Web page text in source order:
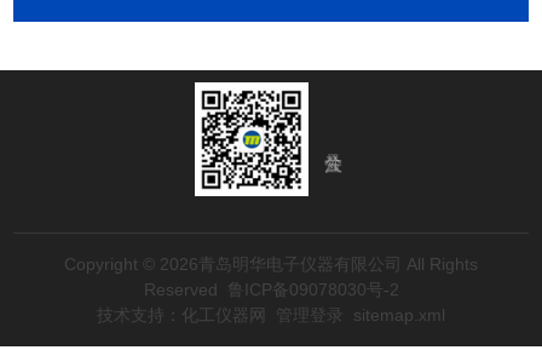
Copyright © 2026青岛明华电子仪器有限公司 All Rights
Reserved 鲁ICP备09078030号-2
技术支持： 化工仪器网 管理登录 sitemap.xml